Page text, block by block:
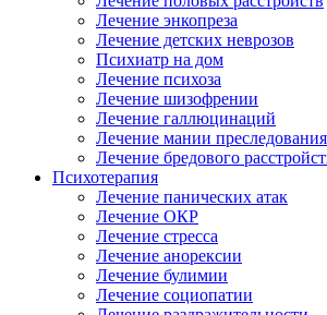
Лечение энкопреза
Лечение детских неврозов
Психиатр на дом
Лечение психоза
Лечение шизофрении
Лечение галлюцинаций
Лечение мании преследования
Лечение бредового
Психотерапия
Лечение панических атак
Лечение ОКР
Лечение стресса
Лечение анорексии
Лечение булимии
Лечение социопатии